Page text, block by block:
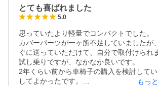
とても喜ばれました
5.0
思っていたより軽量でコンパクトでした。
カバーパーツが一ヶ所不足していましたが
ぐに送っていただけて、自分で取付けられ
試し乗りですが、なかなか良いです。
2年くらい前から車椅子の購入を検討して
してよかったです。
もっ